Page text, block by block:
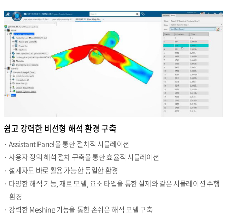
쉽고 강력한 비선형 해석 환경 구축
· Assistant Panel을 통한 절차적 시뮬레이션
· 사용자 정의 해석 절차 구축을 통한 효율적 시뮬레이션
· 설계자도 바로 활용 가능한 동일한 환경
· 다양한 해석 기능, 재료 모델, 요소 타입을 통한 실제와 같은 시뮬레이션 수행
환경
· 강력한 Meshing 기능을 통한 손쉬운 해석 모델 구축